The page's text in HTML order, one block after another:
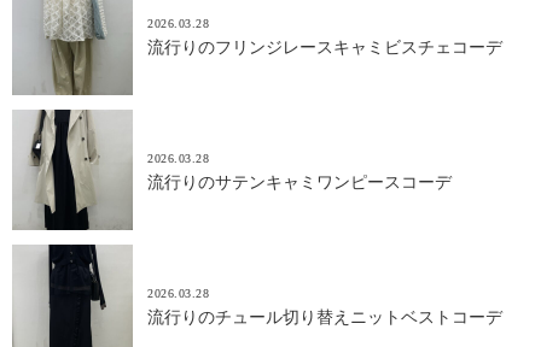
2026.03.28
流行りのフリンジレースキャミビスチェコーデ
2026.03.28
流行りのサテンキャミワンピースコーデ
2026.03.28
流行りのチュール切り替えニットベストコーデ